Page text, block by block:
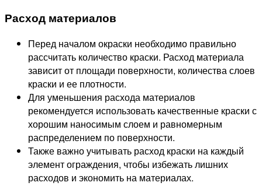
Расход материалов
Перед началом окраски необходимо правильно
рассчитать количество краски. Расход материала
зависит от площади поверхности, количества слоев
краски и ее плотности.
Для уменьшения расхода материалов
рекомендуется использовать качественные краски с
хорошим наносимым слоем и равномерным
распределением по поверхности.
Также важно учитывать расход краски на каждый
элемент ограждения, чтобы избежать лишних
расходов и экономить на материалах.